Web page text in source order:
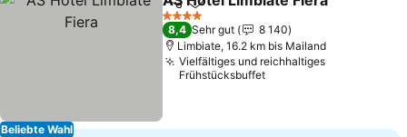
Beliebte Wahl
TeilenZu Favoriten hinzufügen
4 Sterne
8,4 Sehr gut
8 140
Limbiate, 16.2 km bis Mailand
Vielfältiges und reichhaltiges
Frühstücksbuffet